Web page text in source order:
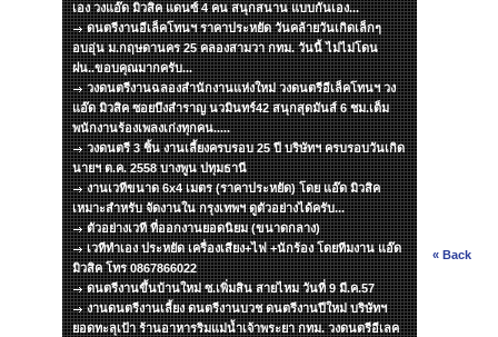
เอง วงแอ๊ด มิวสิค แดนซ์ 4 คน สนุกสนาน แบบกันเอง...
ดนตรีงานอีเล็คโทนฯ ราคาประหยัด วันคล้ายวันเกิดเล็กๆ
อบอุ่น ม.กฤษดานคร 25 คลองสามวา กทม. วันนี้ ไม่ไม่โดน
ฝน..ขอบคุณมากครับ...
วงดนตรีงานฉลองสำนักงานแห่งใหม่ วงดนตรีอีเล็คโทนฯ วง
แอ๊ด มิวสิค ซอยบึงสำราญ นวมินทร์42 สนุกสุดมันส์ 6 ชม.เต็ม
พนักงานร้องเพลงเก่งทุกคน.....
วงดนตรี 3 ชิ้น งานเลี้ยงครบรอบ 25 ปี บริษัทฯ ครบรอบวันเกิด
นายฯ ต.ค. 2558 บางพูน ปทุมธานี
งานเวทีขนาด 6x4 เมตร (ราคาประหยัด) โดย แอ๊ด มิวสิค
เหมาะสำหรับ จัดงานใน กรุงเทพฯ ดูตัวอย่างได้ครับ...
ตัวอย่างเวที ที่ออกงานยอดนิยม (ขนาดกลาง)
เวทีทำเอง ประหยัด เครื่องเสียง+ไฟ +นักร้อง โดยทีมงาน แอ๊ด
มิวสิค โทร 0867866022
ดนตรีงานขึ้นบ้านใหม่ ซ.เพิ่มสิน สายไหม วันที่ 9 มี.ค.57
งานดนตรีงานเลี้ยง ดนตรีงานบวช ดนตรีงานปีใหม่ บริษัทฯ
ยอดทะลุเป้า ร้านอาหารริมแม่น้ำเจ้าพระยา กทม. วงดนตรีอีเลค
« Back